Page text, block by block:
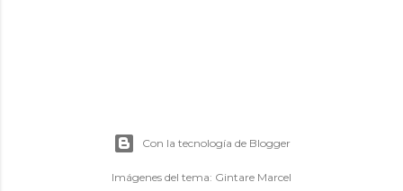
Con la tecnología de Blogger
Imágenes del tema: Gintare Marcel